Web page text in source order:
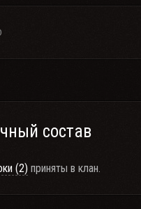
состав
(2) приняты в клан.